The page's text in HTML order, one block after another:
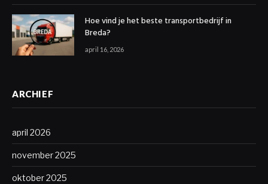
Hoe vind je het beste transportbedrijf in
Breda?
april 16, 2026
ARCHIEF
april 2026
november 2025
oktober 2025